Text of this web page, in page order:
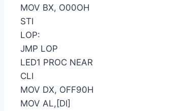
MOV BX, O00OH
STI
LOP:
JMP LOP
LED1 PROC NEAR
CLI
MOV DX, OFF90H
MOV AL,[DI]